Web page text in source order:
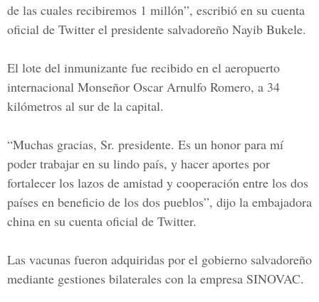
de las cuales recibiremos 1 millón”, escribió en su cuenta
oficial de Twitter el presidente salvadoreño Nayib Bukele.
El lote del inmunizante fue recibido en el aeropuerto
internacional Monseñor Oscar Arnulfo Romero, a 34
kilómetros al sur de la capital.
“Muchas gracias, Sr. presidente. Es un honor para mí
poder trabajar en su lindo país, y hacer aportes por
fortalecer los lazos de amistad y cooperación entre los dos
países en beneficio de los dos pueblos”, dijo la embajadora
china en su cuenta oficial de Twitter.
Las vacunas fueron adquiridas por el gobierno salvadoreño
mediante gestiones bilaterales con la empresa SINOVAC.